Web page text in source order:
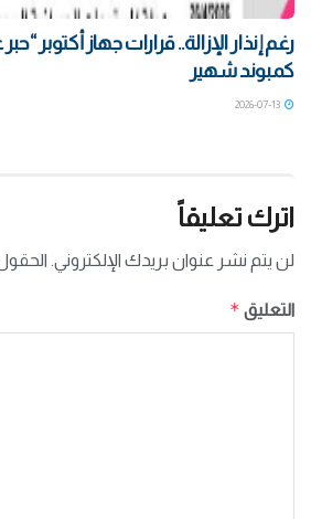
رغم إنذار الإزالة.. قرارات جهاز أكتوبر
كمبوند شهير
اترك تعليقاً
لن يتم نشر عنوان بريدك الإلكتروني. الحقول
التعليق *